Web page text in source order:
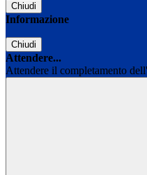
Chiudi
Informazione
Chiudi
Attendere...
Attendere il completamento